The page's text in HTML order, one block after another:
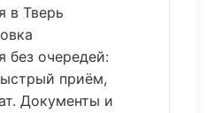
в Тверь
без очередей:
приём,
Документы и